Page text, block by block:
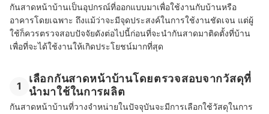
กันสาดหน้าบ้านเป็นอุปกรณ์ที่ออกแบบมาเพื่อใช้งานกับบ้านหรือ
อาคารโดยเฉพาะ ถึงแม้ว่าจะมีจุดประสงค์ในการใช้งานชัดเจน แต่ผู้
ใช้ก็ควรตรวจสอบปัจจัยดังต่อไปนี้ก่อนที่จะนำกันสาดมาติดตั้งที่บ้าน
เพื่อที่จะได้ใช้งานให้เกิดประโยชน์มากที่สุด
1
เลือกกันสาดหน้าบ้านโดยตรวจสอบจากวัสดุที่
นำมาใช้ในการผลิต
กันสาดหน้าบ้านที่วางจำหน่ายในปัจจุบันจะมีการเลือกใช้วัสดุในการ